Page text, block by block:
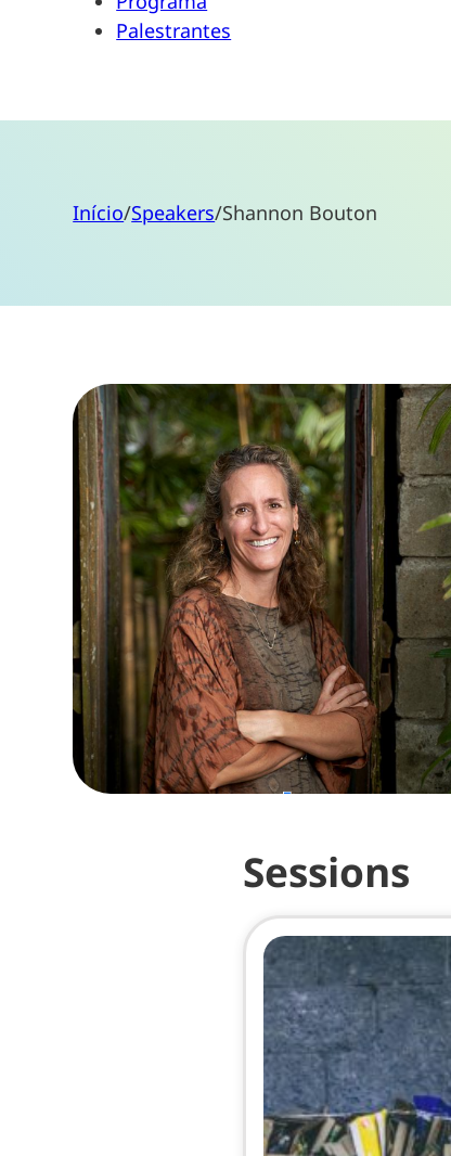
Palestrantes
Início/Speakers/Shannon Bouton
Sessions